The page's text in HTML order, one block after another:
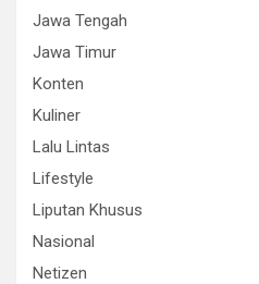
Jawa Tengah
Jawa Timur
Konten
Kuliner
Lalu Lintas
Lifestyle
Liputan Khusus
Nasional
Netizen